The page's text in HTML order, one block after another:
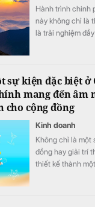
Hành trình chinh
này không chỉ là
là trải nghiệm
sự kiện đặc biệt ở
mang đến âm
cộng đồng
Kinh doanh
Không chỉ là một
đồng hay giải trí
thiết kế thành